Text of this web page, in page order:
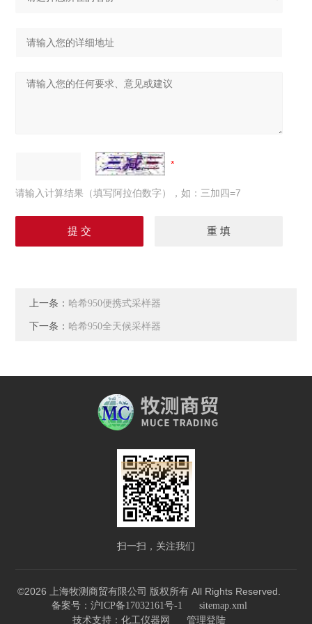
请输入计算结果（填写阿拉伯数字），如：三加四=7
上一条： 哈希950便携式采样器
下一条： 哈希950全天候采样器
扫一扫，关注我们
©2026 上海牧测商贸有限公司 版权所有 All Rights Reserved.
备案号：沪ICP备17032161号-1 sitemap.xml
技术支持： 化工仪器网 管理登陆